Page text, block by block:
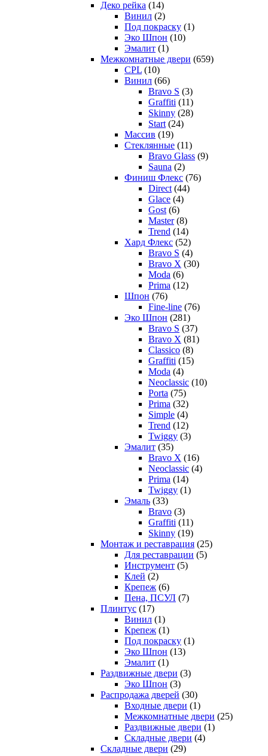
Деко рейка (14)
Винил (2)
Под покраску (1)
Эко Шпон (10)
Эмалит (1)
Межкомнатные двери (659)
CPL (10)
Винил (66)
Bravo S (3)
Graffiti (11)
Skinny (28)
Start (24)
Массив (19)
Стеклянные (11)
Bravo Glass (9)
Sauna (2)
Финиш Флекс (76)
Direct (44)
Glace (4)
Gost (6)
Master (8)
Trend (14)
Хард Флекс (52)
Bravo S (4)
Bravo X (30)
Moda (6)
Prima (12)
Шпон (76)
Fine-line (76)
Эко Шпон (281)
Bravo S (37)
Bravo X (81)
Classico (8)
Graffiti (15)
Moda (4)
Neoclassic (10)
Porta (75)
Prima (32)
Simple (4)
Trend (12)
Twiggy (3)
Эмалит (35)
Bravo X (16)
Neoclassic (4)
Prima (14)
Twiggy (1)
Эмаль (33)
Bravo (3)
Graffiti (11)
Skinny (19)
Монтаж и реставрация (25)
Для реставрации (5)
Инструмент (5)
Клей (2)
Крепеж (6)
Пена, ПСУЛ (7)
Плинтус (17)
Винил (1)
Крепеж (1)
Под покраску (1)
Эко Шпон (13)
Эмалит (1)
Раздвижные двери (3)
Эко Шпон (3)
Распродажа дверей (30)
Входные двери (1)
Межкомнатные двери (25)
Раздвижные двери (1)
Складные двери (4)
Складные двери (29)